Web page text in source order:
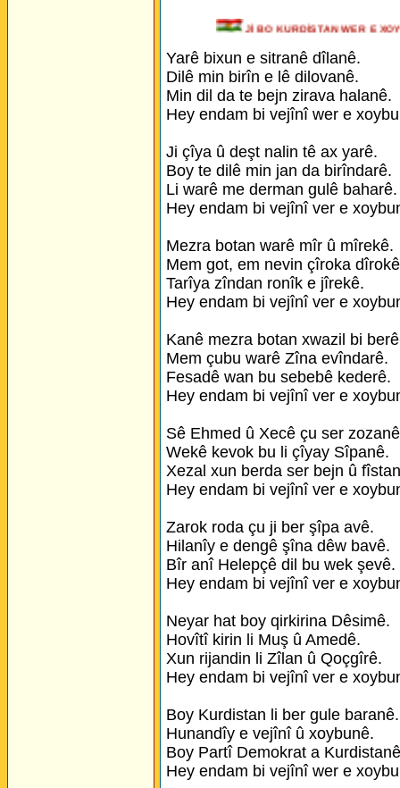
Jİ BO KURDİSTAN WER E
Yarê bixun e sitranê dîlanê.
Dilê min birîn e lê dilovanê.
Min dil da te bejn zirava halanê.
Hey endam bi vejînî wer e
Ji çîya û deşt nalin tê ax yarê.
Boy te dilê min jan da birîndarê.
Li warê me derman gulê baharê.
Hey endam bi vejînî ver e
Mezra botan warê mîr û mîrekê.
Mem got, em nevin çîroka
Tarîya zîndan ronîk e jîrekê.
Hey endam bi vejînî ver e
Kanê mezra botan xwazil bi
Mem çubu warê Zîna evîndarê.
Fesadê wan bu sebebê kederê.
Hey endam bi vejînî ver e
Sê Ehmed û Xecê çu ser
Wekê kevok bu li çîyay Sîpanê.
Xezal xun berda ser bejn û
Hey endam bi vejînî ver e
Zarok roda çu ji ber şîpa avê.
Hilanîy e dengê şîna dêw bavê.
Bîr anî Helepçê dil bu wek şevê.
Hey endam bi vejînî ver e
Neyar hat boy qirkirina Dêsimê.
Hovîtî kirin li Muş û Amedê.
Xun rijandin li Zîlan û Qoçgîrê.
Hey endam bi vejînî ver e
Boy Kurdistan li ber gule baranê.
Hunandîy e vejînî û xoybunê.
Boy Partî Demokrat a
Hey endam bi vejînî wer e